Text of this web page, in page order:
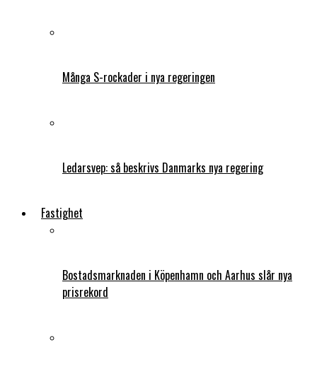
Många S-rockader i nya regeringen
Ledarsvep: så beskrivs Danmarks nya regering
Fastighet
Bostadsmarknaden i Köpenhamn och Aarhus slår nya
prisrekord